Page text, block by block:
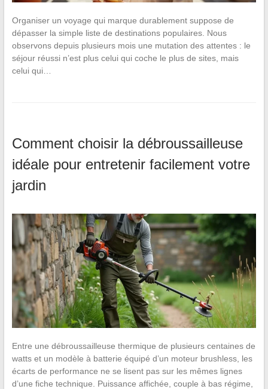
Organiser un voyage qui marque durablement suppose de
dépasser la simple liste de destinations populaires. Nous
observons depuis plusieurs mois une mutation des attentes : le
séjour réussi n’est plus celui qui coche le plus de sites, mais
celui qui…
Comment choisir la débroussailleuse
idéale pour entretenir facilement votre
jardin
Entre une débroussailleuse thermique de plusieurs centaines de
watts et un modèle à batterie équipé d’un moteur brushless, les
écarts de performance ne se lisent pas sur les mêmes lignes
d’une fiche technique. Puissance affichée, couple à bas régime,